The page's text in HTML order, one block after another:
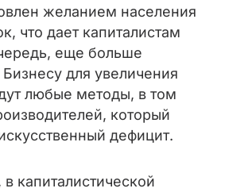
желанием населения
что дает капиталистам
еще больше
для увеличения
любые методы, в том
который
дефицит.
капиталистической